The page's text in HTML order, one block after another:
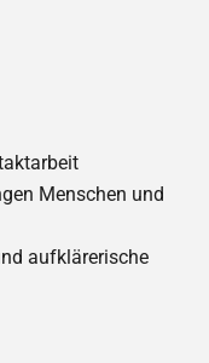
Menschen und
aufklärerische